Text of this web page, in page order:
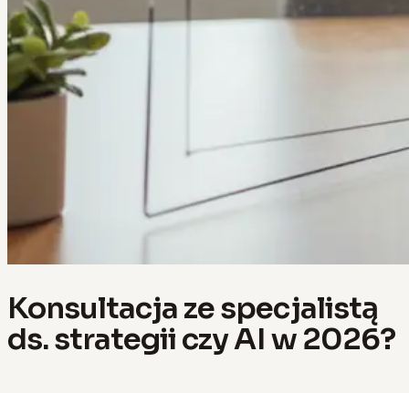
Konsultacja ze specjalistą
ds. strategii czy AI w 2026?